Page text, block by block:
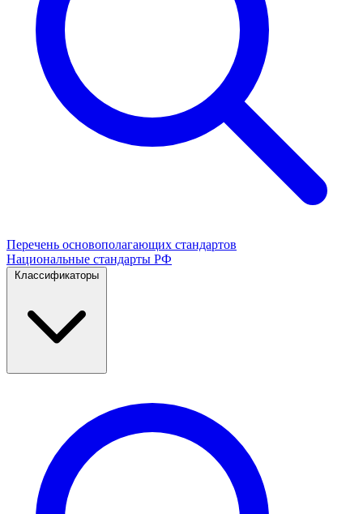
Перечень основополагающих стандартов
Национальные стандарты РФ
Классификаторы